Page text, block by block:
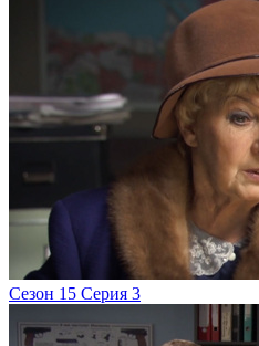
Сезон 15 Серия 3